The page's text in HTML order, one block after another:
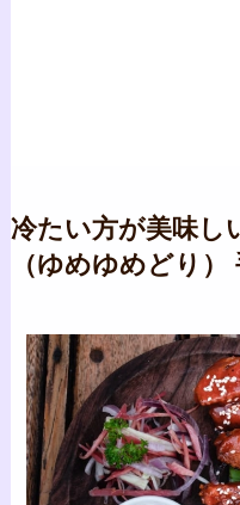
冷たい方が美味し
（ゆめゆめどり）